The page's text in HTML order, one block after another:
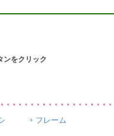
ンをクリック
フレーム